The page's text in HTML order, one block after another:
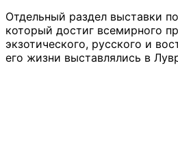
Отдельный раздел выставки
который достиг всемирного
экзотического, русского и
его жизни выставлялись в